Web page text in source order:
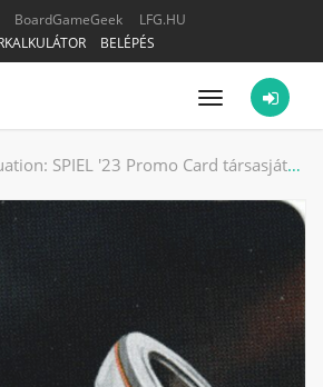
BoardGameGeek
LFG.HU
BELÉPÉS
Menü
SPIEL '23 Promo Card társasjáték kiegészítő